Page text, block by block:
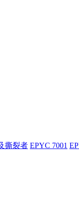
撕裂者 EPYC 7001